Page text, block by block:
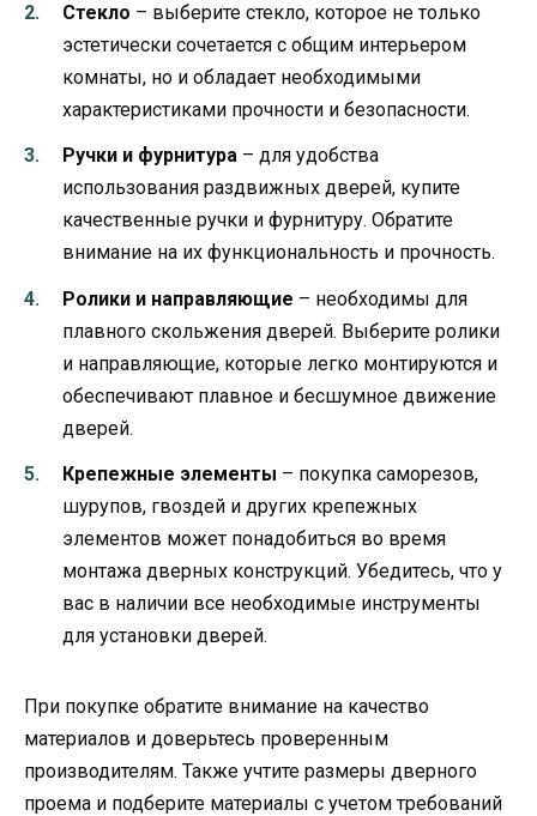
Стекло – выберите стекло, которое не только
эстетически сочетается с общим интерьером
комнаты, но и обладает необходимыми
характеристиками прочности и безопасности.
Ручки и фурнитура – для удобства
использования раздвижных дверей, купите
качественные ручки и фурнитуру. Обратите
внимание на их функциональность и прочность.
Ролики и направляющие – необходимы для
плавного скольжения дверей. Выберите ролики
и направляющие, которые легко монтируются и
обеспечивают плавное и бесшумное движение
дверей.
Крепежные элементы – покупка саморезов,
шурупов, гвоздей и других крепежных
элементов может понадобиться во время
монтажа дверных конструкций. Убедитесь, что у
вас в наличии все необходимые инструменты
для установки дверей.
При покупке обратите внимание на качество
материалов и доверьтесь проверенным
производителям. Также учтите размеры дверного
проема и подберите материалы с учетом требований